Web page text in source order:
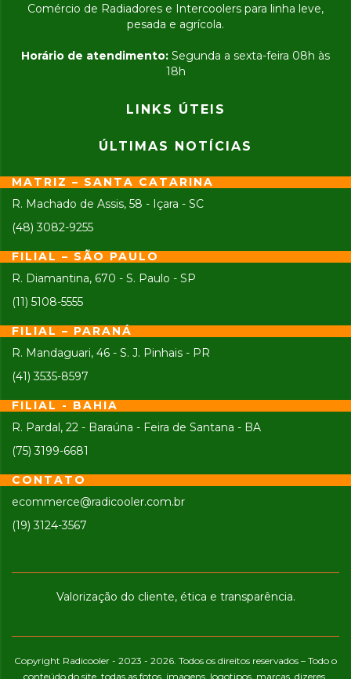
Comércio de Radiadores e Intercoolers para linha leve,
pesada e agrícola.
Horário de atendimento: Segunda a sexta-feira 08h às
18h
LINKS ÚTEIS
ÚLTIMAS NOTÍCIAS
MATRIZ – SANTA CATARINA
R. Machado de Assis, 58 - Içara - SC
(48) 3082-9255
FILIAL – SÃO PAULO
R. Diamantina, 670 - S. Paulo - SP
(11) 5108-5555
FILIAL – PARANÁ
R. Mandaguari, 46 - S. J. Pinhais - PR
(41) 3535-8597
FILIAL - BAHIA
R. Pardal, 22 - Baraúna - Feira de Santana - BA
(75) 3199-6681
CONTATO
ecommerce@radicooler.com.br
(19) 3124-3567
Valorização do cliente, ética e transparência.
Copyright Radicooler - 2023 - 2026. Todos os direitos reservados – Todo o
conteúdo do site, todas as fotos, imagens, logotipos, marcas, dizeres,